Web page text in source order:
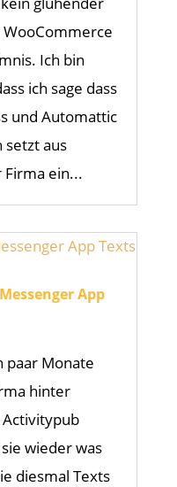
WooCommerce
Ich bin
ich sage dass
und Automattic
setzt aus
Firma ein...
App
paar Monate
hinter
Activitypub
wieder was
diesmal Texts